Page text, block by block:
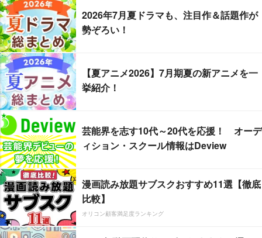
2026年7月夏ドラマも、注目作＆話題作が
勢ぞろい！
【夏アニメ2026】7月期夏の新アニメを一
挙紹介！
芸能界を志す10代～20代を応援！ オーデ
ィション・スクール情報はDeview
漫画読み放題サブスクおすすめ11選【徹底
比較】
オリコン顧客満足度ランキング